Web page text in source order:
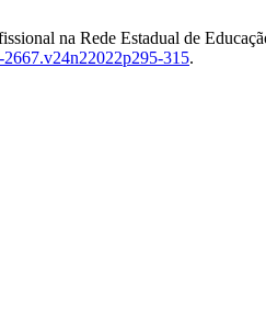
na Rede Estadual de
315.